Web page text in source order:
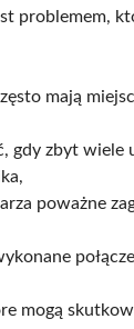
problemem,
mają
zbyt wiele
poważne
mogą